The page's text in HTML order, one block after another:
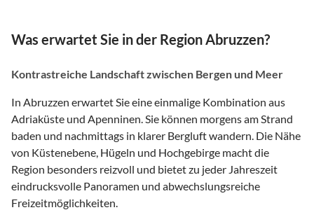
Was erwartet Sie in der Region Abruzzen?
Kontrastreiche Landschaft zwischen Bergen und Meer
In Abruzzen erwartet Sie eine einmalige Kombination aus
Adriaküste und Apenninen. Sie können morgens am Strand
baden und nachmittags in klarer Bergluft wandern. Die Nähe
von Küstenebene, Hügeln und Hochgebirge macht die
Region besonders reizvoll und bietet zu jeder Jahreszeit
eindrucksvolle Panoramen und abwechslungsreiche
Freizeitmöglichkeiten.